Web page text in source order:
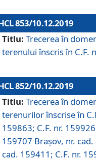
853/10.12.2019
Titlu: Trecerea în
terenului înscris în C.F.
852/10.12.2019
Titlu: Trecerea în
terenurilor înscrise în
159863; C.F. nr.
159707 Brașov, nr.
cad. 159411; C.F. nr.